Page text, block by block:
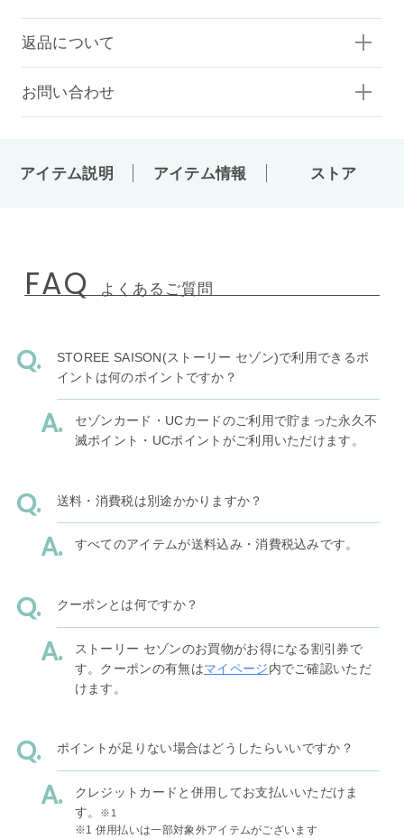
返品について
お問い合わせ
アイテム説明 アイテム情報 ストア
FAQ よくあるご質問
STOREE SAISON(ストーリー セゾン)で利用できるポ
イントは何のポイントですか？
セゾンカード・UCカードのご利用で貯まった永久不
滅ポイント・UCポイントがご利用いただけます。
送料・消費税は別途かかりますか？
すべてのアイテムが送料込み・消費税込みです。
クーポンとは何ですか？
ストーリー セゾンのお買物がお得になる割引券で
す。クーポンの有無はマイページ内でご確認いただ
けます。
ポイントが足りない場合はどうしたらいいですか？
クレジットカードと併用してお支払いいただけま
す。
※1
※1 併用払いは一部対象外アイテムがございます